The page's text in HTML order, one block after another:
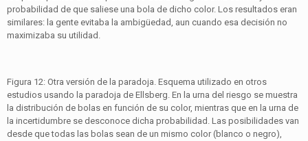
probabilidad de que saliese una bola de dicho color. Los resultados eran
similares: la gente evitaba la ambigüedad, aun cuando esa decisión no
maximizaba su utilidad.
Figura 12: Otra versión de la paradoja. Esquema utilizado en otros
estudios usando la paradoja de Ellsberg. En la urna del riesgo se muestra
la distribución de bolas en función de su color, mientras que en la urna de
la incertidumbre se desconoce dicha probabilidad. Las posibilidades van
desde que todas las bolas sean de un mismo color (blanco o negro),